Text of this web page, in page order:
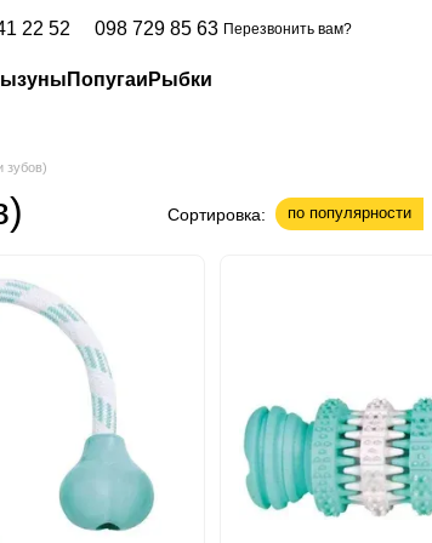
22 52 098 729 85 63 Перезвонить вам?
Попугаи Рыбки
зубов)
Сортировка: по популярности